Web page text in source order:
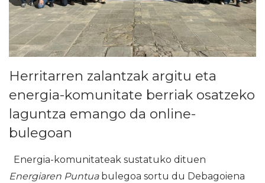
Herritarren zalantzak argitu eta
energia-komunitate berriak osatzeko
laguntza emango da online-
bulegoan
Energia-komunitateak sustatuko dituen
Energiaren Puntuabulegoa sortu du Debagoiena